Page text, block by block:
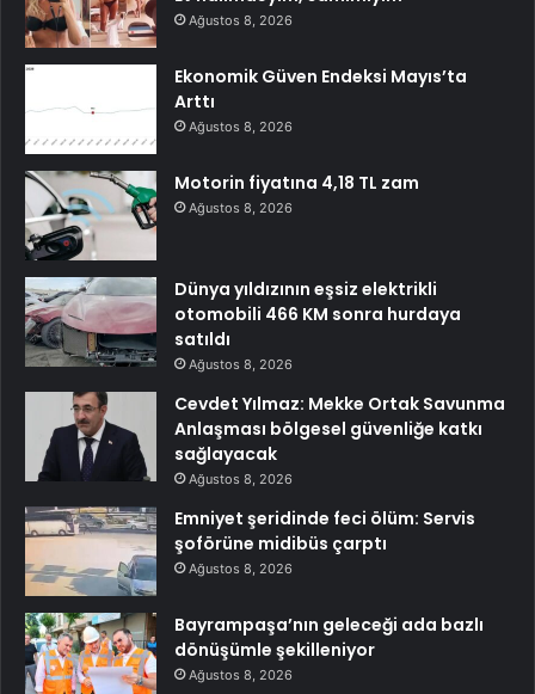
Ağustos 8, 2026
Ekonomik Güven Endeksi Mayıs’ta
Arttı
Ağustos 8, 2026
Motorin fiyatına 4,18 TL zam
Ağustos 8, 2026
Dünya yıldızının eşsiz elektrikli
otomobili 466 KM sonra hurdaya
satıldı
Ağustos 8, 2026
Cevdet Yılmaz: Mekke Ortak Savunma
Anlaşması bölgesel güvenliğe katkı
sağlayacak
Ağustos 8, 2026
Emniyet şeridinde feci ölüm: Servis
şoförüne midibüs çarptı
Ağustos 8, 2026
Bayrampaşa’nın geleceği ada bazlı
dönüşümle şekilleniyor
Ağustos 8, 2026